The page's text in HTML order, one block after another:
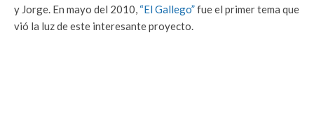
y Jorge. En mayo del 2010, “El Gallego”fue el primer tema que
vió la luz de este interesante proyecto.